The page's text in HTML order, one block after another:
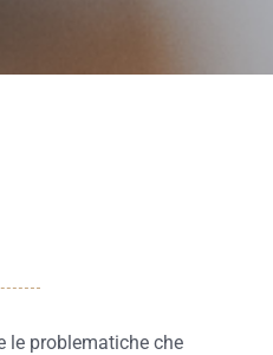
le problematiche che